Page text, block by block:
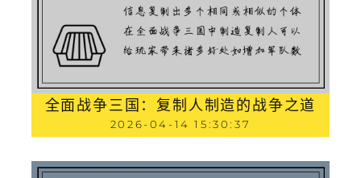
全面战争三国：复制人制造的战争之道
2026-04-14 15:30:37